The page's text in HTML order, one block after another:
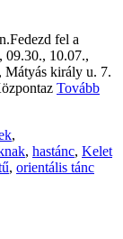
fel a
09.30., 10.07.,
Mátyás király u. 7.
Tovább
,
, hastánc, Kelet
, orientális tánc